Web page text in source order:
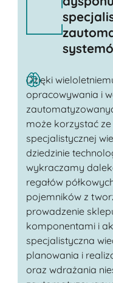
Dzięki
opracowywania i
może korzystać
specjalistycznej
dziedzinie
wykraczamy
regałów
pojemników z
prowadzenie
komponentami i
specjalistyczna
planowania i
oraz wdrażania